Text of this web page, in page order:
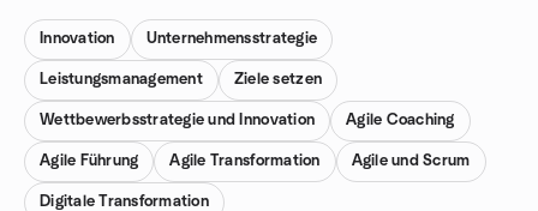
Innovation Unternehmensstrategie
Leistungsmanagement Ziele setzen
Wettbewerbsstrategie und Innovation Agile Coaching
Agile Führung Agile Transformation Agile und Scrum
Digitale Transformation